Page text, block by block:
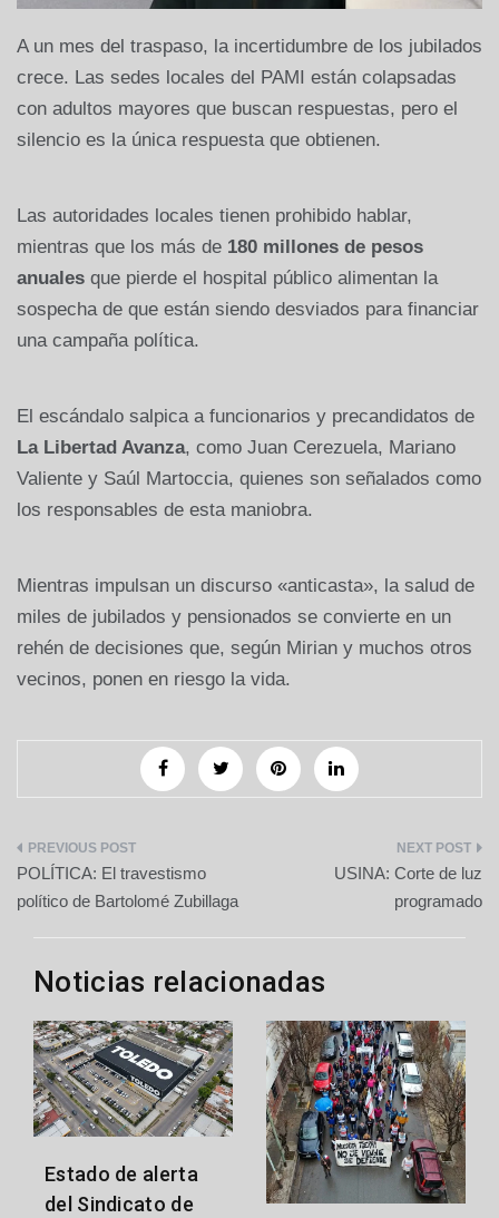
A un mes del traspaso, la incertidumbre de los jubilados
crece. Las sedes locales del PAMI están colapsadas
con adultos mayores que buscan respuestas, pero el
silencio es la única respuesta que obtienen.
Las autoridades locales tienen prohibido hablar,
mientras que los más de 180 millones de pesos
anuales que pierde el hospital público alimentan la
sospecha de que están siendo desviados para financiar
una campaña política.
El escándalo salpica a funcionarios y precandidatos de
La Libertad Avanza, como Juan Cerezuela, Mariano
Valiente y Saúl Martoccia, quienes son señalados como
los responsables de esta maniobra.
Mientras impulsan un discurso «anticasta», la salud de
miles de jubilados y pensionados se convierte en un
rehén de decisiones que, según Mirian y muchos otros
vecinos, ponen en riesgo la vida.
Navegación
de
entradas
POLÍTICA: El travestismo
político de Bartolomé Zubillaga
USINA: Corte de luz
programado
Noticias relacionadas
Estado de alerta
del Sindicato de